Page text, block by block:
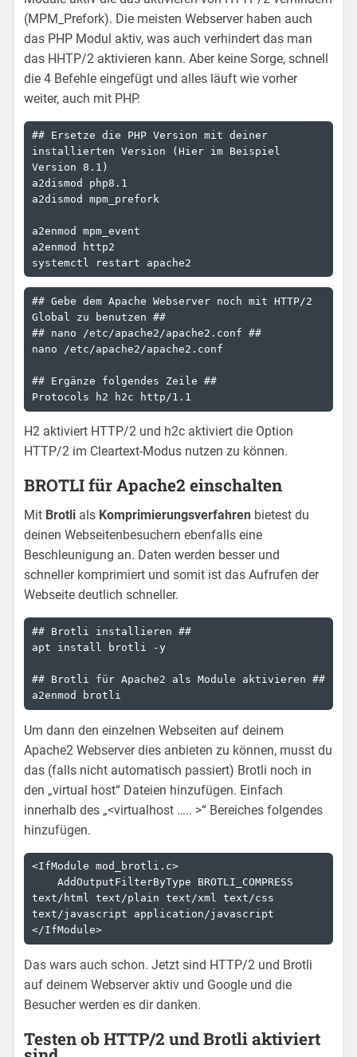
(MPM_Prefork). Die meisten Webserver haben auch
das PHP Modul aktiv, was auch verhindert das man
das HHTP/2 aktivieren kann. Aber keine Sorge, schnell
die 4 Befehle eingefügt und alles läuft wie vorher
weiter, auch mit PHP.
## Ersetze die PHP Version mit deiner
installierten Version (Hier im Beispiel
Version 8.1)
a2dismod php8.1
a2dismod mpm_prefork
a2enmod mpm_event
a2enmod http2
systemctl restart apache2
## Gebe dem Apache Webserver noch mit HTTP/2
Global zu benutzen ##
## nano /etc/apache2/apache2.conf ##
nano /etc/apache2/apache2.conf
## Ergänze folgendes Zeile ##
Protocols h2 h2c http/1.1
H2 aktiviert HTTP/2 und h2c aktiviert die Option
HTTP/2 im Cleartext-Modus nutzen zu können.
BROTLI für Apache2 einschalten
Mit Brotli als Komprimierungsverfahren bietest du
deinen Webseitenbesuchern ebenfalls eine
Beschleunigung an. Daten werden besser und
schneller komprimiert und somit ist das Aufrufen der
Webseite deutlich schneller.
## Brotli installieren ##
apt install brotli -y
## Brotli für Apache2 als Module aktivieren ##
a2enmod brotli
Um dann den einzelnen Webseiten auf deinem
Apache2 Webserver dies anbieten zu können, musst du
das (falls nicht automatisch passiert) Brotli noch in
den „virtual host“ Dateien hinzufügen. Einfach
innerhalb des „<virtualhost ….. >“ Bereiches folgendes
hinzufügen.
<IfModule mod_brotli.c>
text/html text/plain text/xml text/css
text/javascript application/javascript
</IfModule>
Das wars auch schon. Jetzt sind HTTP/2 und Brotli
auf deinem Webserver aktiv und Google und die
Besucher werden es dir danken.
Testen ob HTTP/2 und Brotli aktiviert